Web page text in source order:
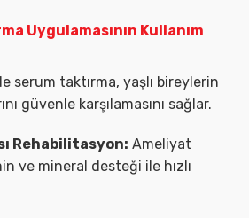
Uygulamasının Kullanım
serum taktırma, yaşlı bireylerin
güvenle karşılamasını sağlar.
Rehabilitasyon: Ameliyat
ve mineral desteği ile hızlı